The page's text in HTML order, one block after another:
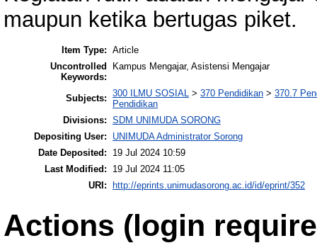
maupun ketika bertugas piket.
Item Type: Article
Uncontrolled
Keywords:
Kampus Mengajar, Asistensi Mengajar
Subjects: 300 ILMU SOSIAL > 370 Pendidikan > 370.7
Pendidikan
Divisions: SDM UNIMUDA SORONG
Depositing User:
UNIMUDA Administrator Sorong
Date Deposited:
19 Jul 2024 10:59
Last Modified:
19 Jul 2024 11:05
URI:
http://eprints.unimudasorong.ac.id/id/eprint/352
Actions (login